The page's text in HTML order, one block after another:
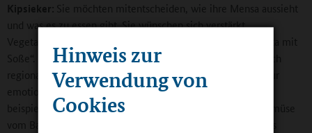
Hinweis zur
Verwendung von
Cookies
Kipsieker
Sie möchten mitentscheiden, wie ihre Mensa aussieht
und was es zu essen gibt. Sie wünschen sich verstärkt
Vegetarisches und dabei nicht nur ein Alibigericht wie „Pasta mit
Soße“. Sie wünschen Innovatives und Vielfältiges, gerne auch
regionale Produkte. Letztere können übrigens wunderbar zur
emotionalen Bindung an die Mensa beitragen. Wenn man
beispielsweise weiß, das Brot kommt von Bäcker X, das Gemüse
vom Bauern nebenan, bindet das. Verstärkt werden kann das